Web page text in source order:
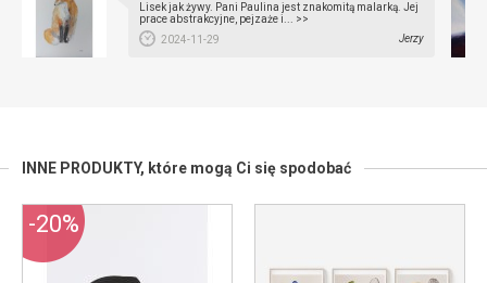
Lisek jak żywy. Pani Paulina jest znakomitą malarką. Jej
prace abstrakcyjne, pejzaże i... >>
2024-11-29
Jerzy
INNE PRODUKTY, które mogą Ci się spodobać
-20%